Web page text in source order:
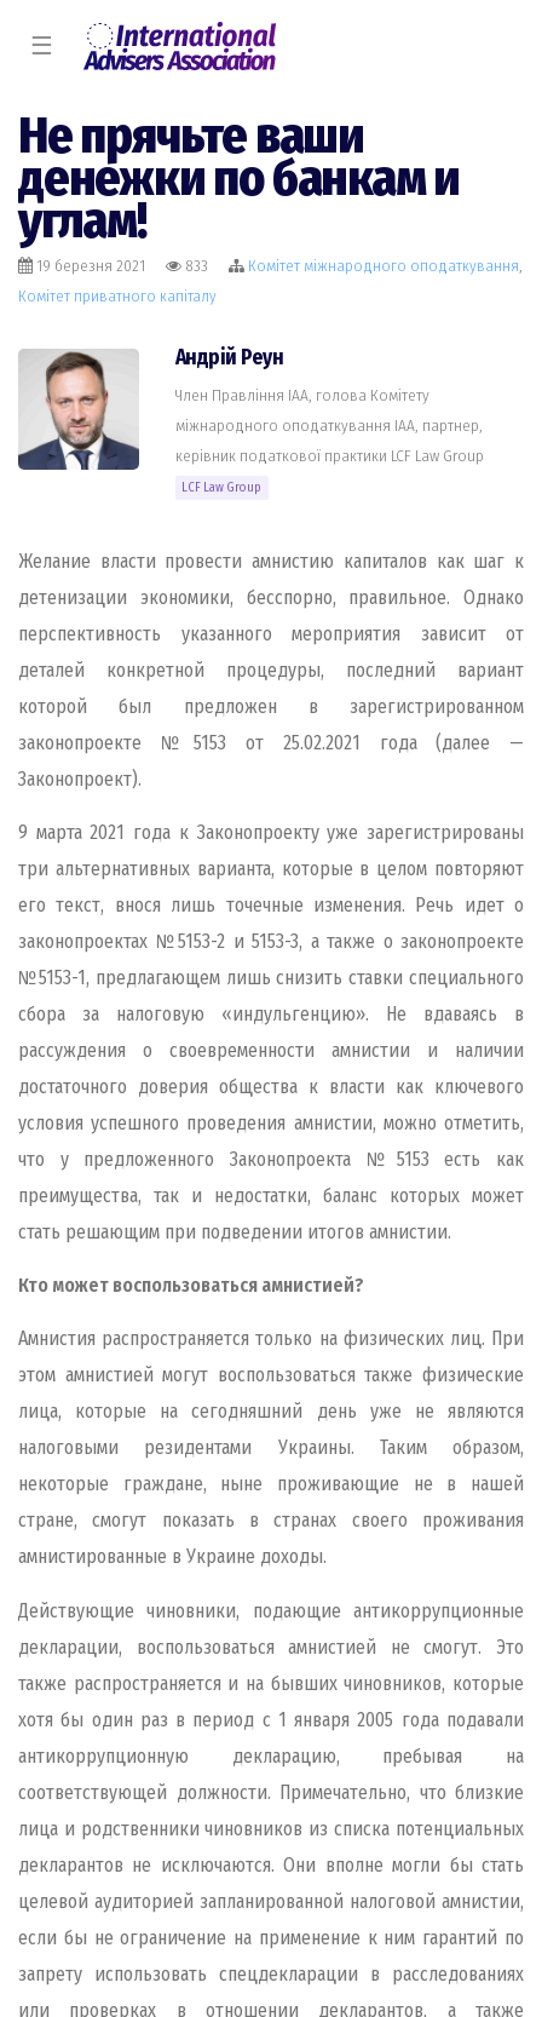
☰
Не прячьте ваши
денежки по банкам и
углам!
19 березня 2021 833 Комiтет міжнародного оподаткування,
Комiтет приватного капіталу
Андрій Реун
Член Правління IAA, голова Комітету
міжнародного оподаткування IAA, партнер,
керівник податкової практики LCF Law Group
LCF Law Group
Желание власти провести амнистию капиталов как шаг к
детенизации экономики, бесспорно, правильное. Однако
перспективность указанного мероприятия зависит от
деталей конкретной процедуры, последний вариант
которой был предложен в зарегистрированном
законопроекте №5153 от 25.02.2021 года (далее —
Законопроект).
9 марта 2021 года к Законопроекту уже зарегистрированы
три альтернативных варианта, которые в целом повторяют
его текст, внося лишь точечные изменения. Речь идет о
законопроектах №5153-2 и 5153-3, а также о законопроекте
№5153-1, предлагающем лишь снизить ставки специального
сбора за налоговую «индульгенцию». Не вдаваясь в
рассуждения о своевременности амнистии и наличии
достаточного доверия общества к власти как ключевого
условия успешного проведения амнистии, можно отметить,
что у предложенного Законопроекта №5153 есть как
преимущества, так и недостатки, баланс которых может
стать решающим при подведении итогов амнистии.
Кто может воспользоваться амнистией?
Амнистия распространяется только на физических лиц. При
этом амнистией могут воспользоваться также физические
лица, которые на сегодняшний день уже не являются
налоговыми резидентами Украины. Таким образом,
некоторые граждане, ныне проживающие не в нашей
стране, смогут показать в странах своего проживания
амнистированные в Украине доходы.
Действующие чиновники, подающие антикоррупционные
декларации, воспользоваться амнистией не смогут. Это
также распространяется и на бывших чиновников, которые
хотя бы один раз в период с 1 января 2005 года подавали
антикоррупционную декларацию, пребывая на
соответствующей должности. Примечательно, что близкие
лица и родственники чиновников из списка потенциальных
декларантов не исключаются. Они вполне могли бы стать
целевой аудиторией запланированной налоговой амнистии,
если бы не ограничение на применение к ним гарантий по
запрету использовать спецдекларации в расследованиях
или проверках в отношении декларантов, а также